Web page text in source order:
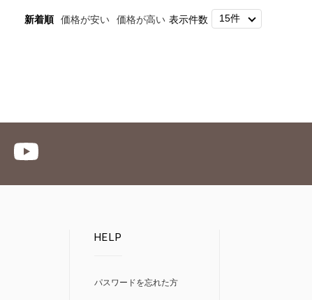
新着順 価格が安い 価格が高い 表示件数
HELP
パスワードを忘れた方